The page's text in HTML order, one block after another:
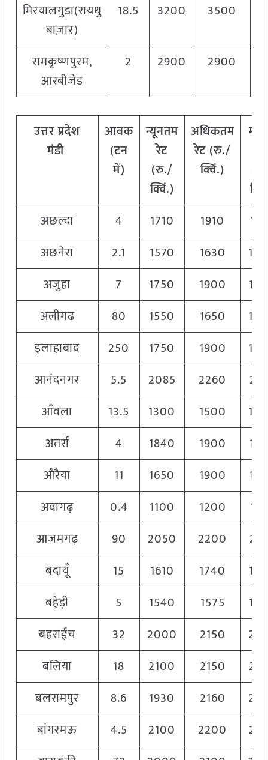
मिरयालगुडा(रायथु
बाज़ार)
18.5 3200 3500
रामकृष्णपुरम,
आरबीजेड
2 2900 2900
उत्तरप्रदेश
मंडी
आवक
(टन
में)
न्यूनतम
रेट
(रु./
क्विं.)
अधिकतम
रेट (रु./
क्विं.)
अछल्दा
4 1710 1910
अछनेरा
2.1 1570 1630
अजुहा
7 1750 1900
अलीगढ
80 1550 1650
इलाहाबाद
250 1750 1900
आनंदनगर
5.5 2085 2260
आँवला
13.5 1300 1500
अतर्रा
4 1840 1900
औरैया
11 1650 1900
अवागढ़
0.4 1100 1200
आजमगढ़
90 2050 2200
बदायूँ
15 1610 1740
बहेड़ी
5 1540 1575
बहराईच
32 2000 2150
बलिया
18 2100 2150
बलरामपुर
8.6 1930 2160
बांगरमऊ
4.5 2100 2200